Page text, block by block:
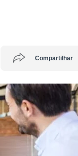
Compartilhar